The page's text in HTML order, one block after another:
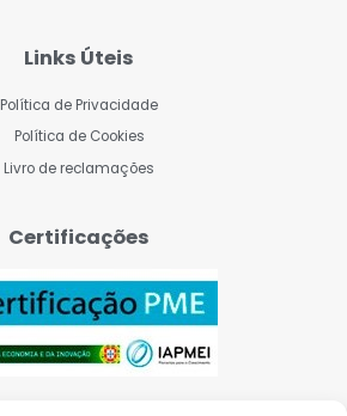
Links Úteis
Política de Privacidade
Política de Cookies
Livro de reclamações
Certificações